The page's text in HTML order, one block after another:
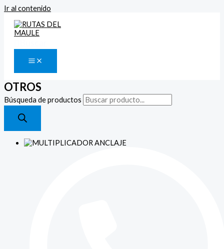
Ir al contenido
OTROS
Búsqueda de productos